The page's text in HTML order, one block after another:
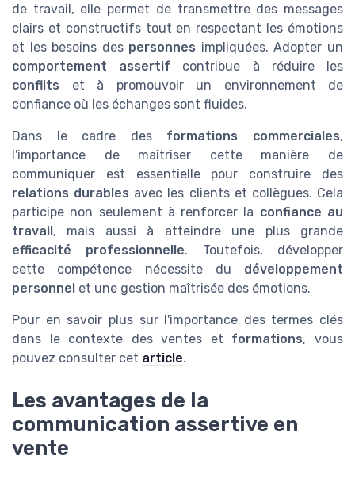
de travail, elle permet de transmettre des messages
clairs et constructifs tout en respectant les émotions
et les besoins des personnes impliquées. Adopter un
comportement assertif contribue à réduire les
conflits et à promouvoir un environnement de
confiance où les échanges sont fluides.
Dans le cadre des formations commerciales,
l'importance de maîtriser cette manière de
communiquer est essentielle pour construire des
relations durables avec les clients et collègues. Cela
participe non seulement à renforcer la confiance au
travail, mais aussi à atteindre une plus grande
efficacité professionnelle. Toutefois, développer
cette compétence nécessite du développement
personnel et une gestion maîtrisée des émotions.
Pour en savoir plus sur l'importance des termes clés
dans le contexte des ventes et formations, vous
pouvez consulter cet article.
Les avantages de la
communication assertive en
vente